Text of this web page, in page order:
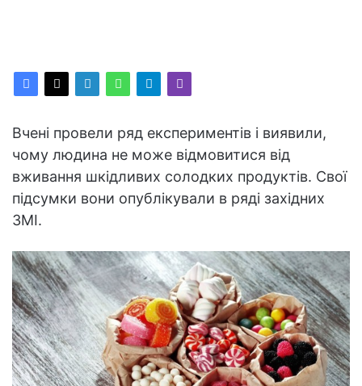
Вчені провели ряд експериментів і виявили,
чому людина не може відмовитися від
вживання шкідливих солодких продуктів. Свої
підсумки вони опублікували в ряді західних
ЗМІ.